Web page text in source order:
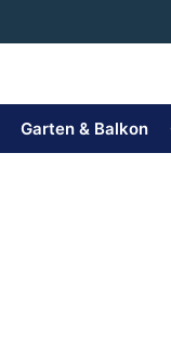
Garten & Balkon